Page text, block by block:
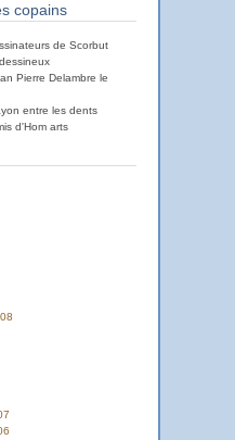
copains
de Scorbut
Pierre Delambre le
entre les dents
d'Hom arts